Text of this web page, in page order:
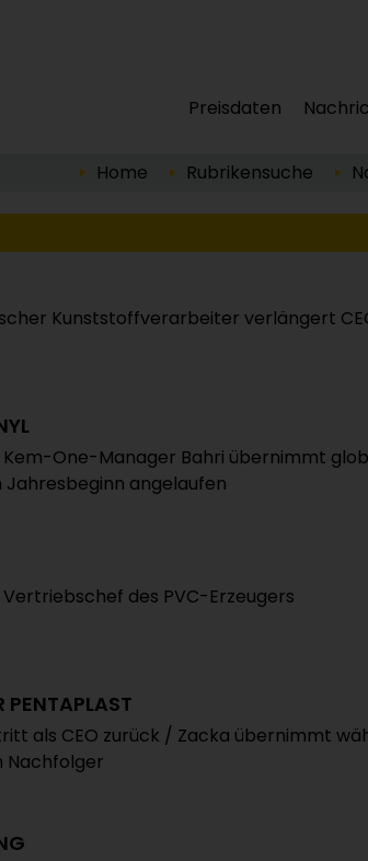
Preisdaten
Home Rubrikensuche
Kunststoffverarbeiter verlängert
Kem-One-Manager Bahri übernimmt
Jahresbeginn angelaufen
Vertriebschef des PVC-Erzeugers
PENTAPLAST
als CEO zurück / Zacka übernimmt
Nachfolger